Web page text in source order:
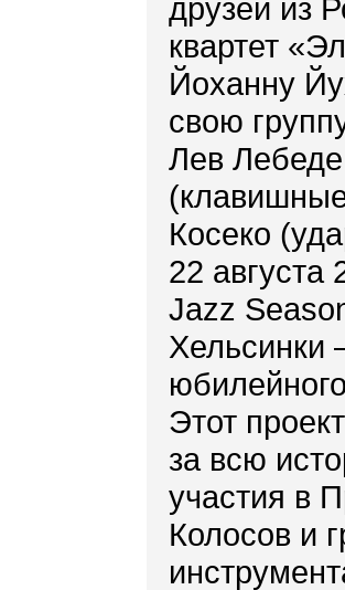
друзей из
квартет
Йоханну
свою
Лев
Косеко
22 августа
Jazz
Хельсинки
Этот
за всю
участия в
Колосов и